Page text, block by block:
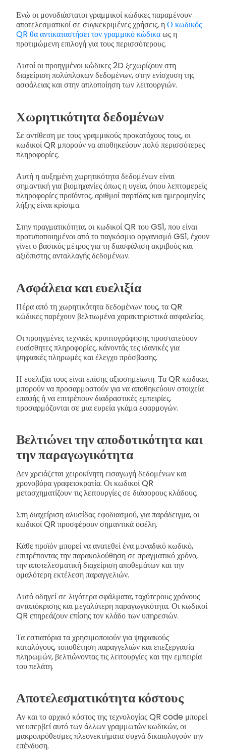
Ενώ οι μονοδιάστατοι γραμμικοί κώδικες παραμένουν
αποτελεσματικοί σε συγκεκριμένες χρήσεις, ηΟ κωδικός
QR θα αντικαταστήσει τον γραμμικό κώδικαως η
προτιμώμενη επιλογή για τους περισσότερους.
Αυτοί οι προηγμένοι κώδικες 2D ξεχωρίζουν στη
διαχείριση πολύπλοκων δεδομένων, στην ενίσχυση της
ασφάλειας και στην απλοποίηση των λειτουργιών.
Χωρητικότητα δεδομένων
Σε αντίθεση με τους γραμμικούς προκατόχους τους, οι
κωδικοί QR μπορούν να αποθηκεύουν πολύ περισσότερες
πληροφορίες.
Αυτή η αυξημένη χωρητικότητα δεδομένων είναι
σημαντική για βιομηχανίες όπως η υγεία, όπου λεπτομερείς
πληροφορίες προϊόντος, αριθμοί παρτίδας και ημερομηνίες
λήξης είναι κρίσιμα.
Στην πραγματικότητα, οι κωδικοί QR του GS1, που είναι
προτυποποιημένοι από το παγκόσμιο οργανισμό GS1, έχουν
γίνει ο βασικός μέτρος για τη διασφάλιση ακριβούς και
αξιόπιστης ανταλλαγής δεδομένων.
Ασφάλεια και ευελιξία
Πέρα από τη χωρητικότητα δεδομένων τους, τα QR
κώδικες παρέχουν βελτιωμένα χαρακτηριστικά ασφαλείας.
Οι προηγμένες τεχνικές κρυπτογράφησης προστατεύουν
ευαίσθητες πληροφορίες, κάνοντάς τες ιδανικές για
ψηφιακές πληρωμές και έλεγχο πρόσβασης.
Η ευελιξία τους είναι επίσης αξιοσημείωτη. Τα QR κώδικες
μπορούν να προσαρμοστούν για να αποθηκεύουν στοιχεία
επαφής ή να επιτρέπουν διαδραστικές εμπειρίες,
προσαρμόζονται σε μια ευρεία γκάμα εφαρμογών.
Βελτιώνει την αποδοτικότητα και
την παραγωγικότητα
Δεν χρειάζεται χειροκίνητη εισαγωγή δεδομένων και
χρονοβόρα γραφειοκρατία. Οι κωδικοί QR
μετασχηματίζουν τις λειτουργίες σε διάφορους κλάδους.
Στη διαχείριση αλυσίδας εφοδιασμού, για παράδειγμα, οι
κωδικοί QR προσφέρουν σημαντικά οφέλη.
Κάθε προϊόν μπορεί να ανατεθεί ένα μοναδικό κωδικό,
επιτρέποντας την παρακολούθηση σε πραγματικό χρόνο,
την αποτελεσματική διαχείριση αποθεμάτων και την
ομαλότερη εκτέλεση παραγγελιών.
Αυτό οδηγεί σε λιγότερα σφάλματα, ταχύτερους χρόνους
ανταπόκρισης και μεγαλύτερη παραγωγικότητα. Οι κωδικοί
QR επηρεάζουν επίσης τον κλάδο των υπηρεσιών.
Τα εστιατόρια τα χρησιμοποιούν για ψηφιακούς
καταλόγους, τοποθέτηση παραγγελιών και επεξεργασία
πληρωμών, βελτιώνοντας τις λειτουργίες και την εμπειρία
του πελάτη.
Αποτελεσματικότητα κόστους
Αν και το αρχικό κόστος της τεχνολογίας QR code μπορεί
να υπερβεί αυτό των άλλων γραμμωτών κωδικών, οι
μακροπρόθεσμες πλεονεκτήματα συχνά δικαιολογούν την
επένδυση.